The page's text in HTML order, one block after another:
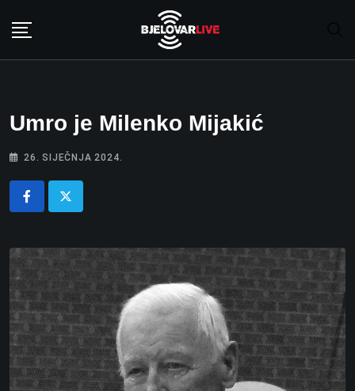
Umro je Milenko Mijakić
26. SIJEČNJA 2024.